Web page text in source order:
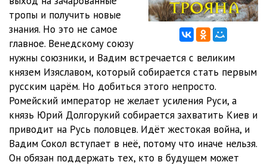
21:03
013
014 21:25
015
016 21:27
017 19:59
тропы и получить новые
знания. Но это не самое
главное. Венедскому союзу
нужны союзники, и Вадим встречается с великим
князем Изяславом, который собирается стать первым
русским царём. Но добиться этого непросто.
Ромейский император не желает усиления Руси, а
князь Юрий Долгорукий собирается захватить Киев и
приводит на Русь половцев. Идёт жестокая война, и
Вадим Сокол вступает в неё, потому что иначе нельзя.
Он обязан поддержать тех, кто в будущем может